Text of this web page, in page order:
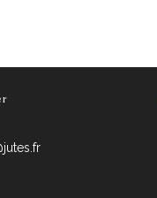
Opens